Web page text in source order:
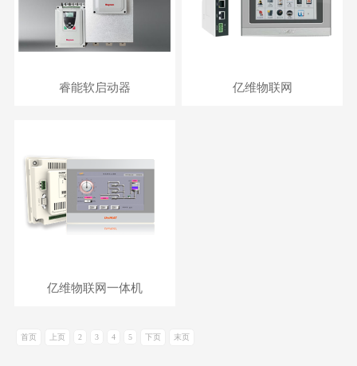
睿能软启动器 亿维物联网
亿维物联网一体机
首页 上页 2 3 4 5 下页 末页